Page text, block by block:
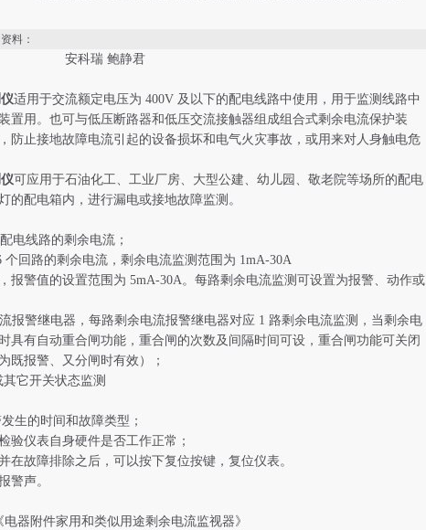
料：
安科瑞 鲍静君
适用于交流额定电压为 400V 及以下的配电线路中使用，用于监测线路中
置用。也可与低压断路器和低压交流接触器组成组合式剩余电流保护装
防止接地故障电流引起的设备损坏和电气火灾事故，或用来对人身触电危
可应用于石油化工、工业厂房、大型公建、幼儿园、敬老院等场所的配电
配电箱内，进行漏电或接地故障监测。
线路的剩余电流；
回路的剩余电流，剩余电流监测范围为 1mA-30A
警值的设置范围为 5mA-30A。每路剩余电流监测可设置为报警、动作或
警继电器，每路剩余电流报警继电器对应 1 路剩余电流监测，当剩余电
具有自动重合闸功能，重合闸的次数及间隔时间可设，重合闸功能可关闭
既报警、又分闸时有效）；
它开关状态监测
的时间和故障类型；
仪表自身硬件是否工作正常；
故障排除之后，可以按下复位按键，复位仪表。
声。
器附件家用和类似用途剩余电流监视器》